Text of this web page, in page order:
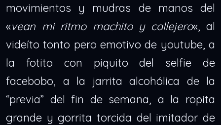
movimientos y mudras de manos del
«vean mi ritmo machito y callejero«, al
videíto tonto pero emotivo de youtube, a
la fotito con piquito del selfie de
facebobo, a la jarrita alcohólica de la
“previa” del fin de semana, a la ropita
grande y gorrita torcida del imitador de